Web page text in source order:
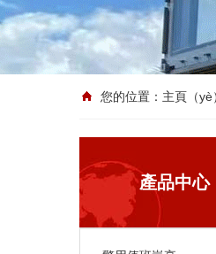
您的位置： 主頁（yè
產品中心